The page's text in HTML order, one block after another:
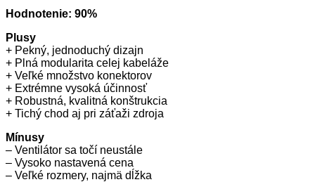
Hodnotenie: 90%
Plusy
+ Pekný, jednoduchý dizajn
+ Plná modularita celej kabeláže
+ Veľké množstvo konektorov
+ Extrémne vysoká účinnosť
+ Robustná, kvalitná konštrukcia
+ Tichý chod aj pri záťaži zdroja
Mínusy
– Ventilátor sa točí neustále
– Vysoko nastavená cena
– Veľké rozmery, najmä dĺžka